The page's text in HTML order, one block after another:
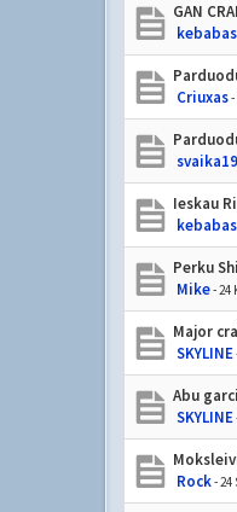
GAN
Criuxas-
Ieskau
Perku
Mike- 24
Major
SKYLINE
Abu
SKYLINE
Rock- 24